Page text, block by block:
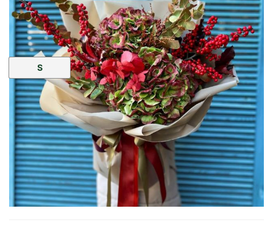
50см 50см
Розмір:
S
3 505 грн
Додати до кошика
Купити в один клік